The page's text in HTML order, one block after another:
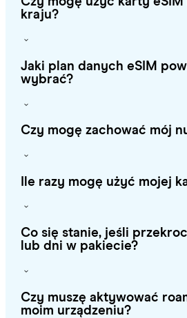
kraju?
Jaki plan danych eSIM
wybrać?
Czy mogę zachować mój
Ile razy mogę użyć mojej
Co się stanie, jeśli
lub dni w pakiecie?
Czy muszę aktywować
moim urządzeniu?